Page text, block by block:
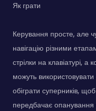
Як грати
Керування просте, але
навігацію різними
стрілки на клавіатурі, а
можуть
обіграти суперників,
передбачає опанування